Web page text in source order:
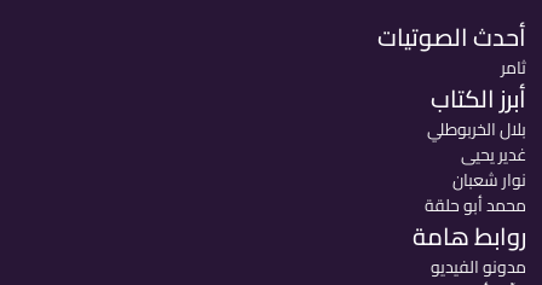
أحدث الصوتيات
ثامر
أبرز الكتاب
بلال الخربوطلي
غدير يحيى
نوار شعبان
محمد أبو حلقة
روابط هامة
مدونو الفيديو